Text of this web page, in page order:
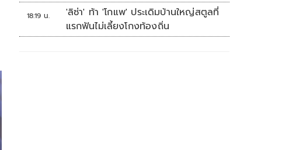
18:19 น.
'ลิซ่า' ท้า 'โกแพ' ประเดิมบ้านใหญ่สตูลที่
แรกฟันไม่เลี้ยงโกงท้องถิ่น